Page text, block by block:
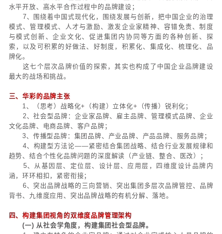
二、高质量品牌建设要形成七个层次的价值
1、高诚信的和消费者做好沟通和互动；
2、充分体现企业优势与运营，把企业的全方位信
的传达给客户与社会；
3、团结和联盟整合产业生态，以自身的高瞻远瞩
能加入更大的生态，与巨系统的理念与价值观良性融合
4、推动产业转型升级、产业创新、产业升维和再
好产业维护，塑造产业多维认知，推进产业创新、标
创新、商业文明创新；
5、做好国际化过程中的品牌建设、品牌价值管理
合资、合作、联盟、并购、生态链构建、创新前沿探
牌建设；
6、做好科创、基金化、新事业、金融投资、科创
水平开放、高水平合作过程中的品牌建设；
7、围绕着中国式现代化，围绕发展与创新，把中
与模式创新、企业文化、促进集团内协同等方面的
索，以及可积累的好做法、好制度，积累化、集成化